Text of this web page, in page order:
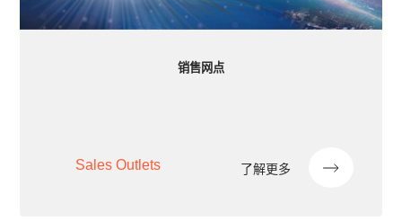
销售网点
Sales Outlets 了解更多